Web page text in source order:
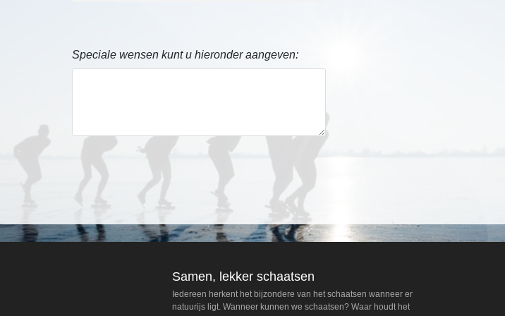
Speciale wensen kunt u hieronder aangeven:
Samen, lekker schaatsen
Iedereen herkent het bijzondere van het schaatsen wanneer er
natuurijs ligt. Wanneer kunnen we schaatsen? Waar houdt het